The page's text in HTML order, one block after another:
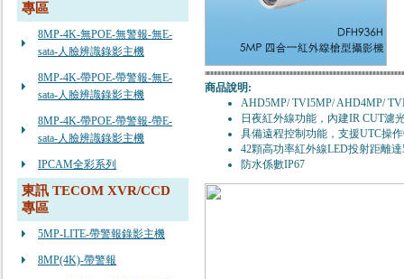
專區
8MP-4K-無POE-無警報-無E-
sata-人臉辨識錄影主機
8MP-4K-帶POE-帶警報-無E-
sata-人臉辨識錄影主機
8MP-4K-帶POE-帶警報-帶E-
sata-人臉辨識錄影主機
IPCAM全彩系列
東訊 TECOM XVR/CCD
專區
5MP-LITE-帶警報錄影主機
8MP(4K)-帶警報
商品說明:
AHD5MP/ TVI5MP/ AHD4MP/
日夜紅外線功能，內建IR CUT濾
具備遠程控制功能，支援UTC操
42顆高功率紅外線LED投射距離達
防水係數IP67